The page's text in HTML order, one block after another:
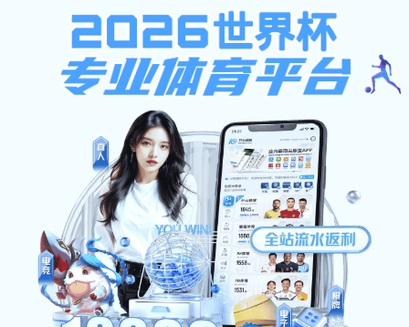
安博体育-安博
（中国）首页
部门介绍 制度文件